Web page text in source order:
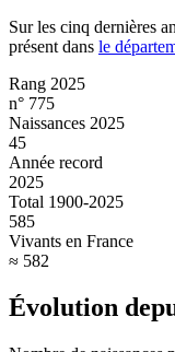
Sur les cinq dernières
présent dans le
Rang 2025
n° 775
Naissances 2025
45
Année record
2025
Total 1900-2025
585
Vivants en France
≈ 582
Évolution